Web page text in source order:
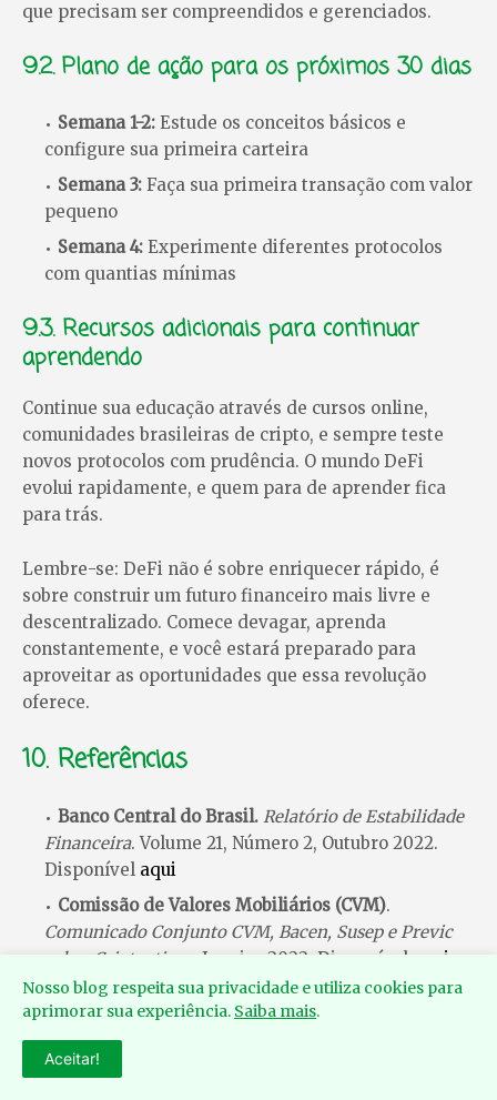
que precisam ser compreendidos e gerenciados.
9.2. Plano de ação para os próximos 30 dias
Semana 1-2: Estude os conceitos básicos e
configure sua primeira carteira
Semana 3: Faça sua primeira transação com valor
pequeno
Semana 4: Experimente diferentes protocolos
com quantias mínimas
9.3. Recursos adicionais para continuar
aprendendo
Continue sua educação através de cursos online,
comunidades brasileiras de cripto, e sempre teste
novos protocolos com prudência. O mundo DeFi
evolui rapidamente, e quem para de aprender fica
para trás.
Lembre-se: DeFi não é sobre enriquecer rápido, é
sobre construir um futuro financeiro mais livre e
descentralizado. Comece devagar, aprenda
constantemente, e você estará preparado para
aproveitar as oportunidades que essa revolução
oferece.
10. Referências
Banco Central do Brasil. Relatório de Estabilidade
Financeira. Volume 21, Número 2, Outubro 2022.
Disponível aqui
Comissão de Valores Mobiliários (CVM).
Comunicado Conjunto CVM, Bacen, Susep e Previc
sobre Criptoativos
. Janeiro 2022. Disponível
aqui
Receita Federal do Brasil.Instrução Normativa
RFB nº 1.888/2019 - Declaração de operações com
criptoativos
Instituto Brasileiro de Geografia e Estatística
Nosso blog respeita sua privacidade e utiliza cookies para
aprimorar sua experiência. Saiba mais.
Aceitar!